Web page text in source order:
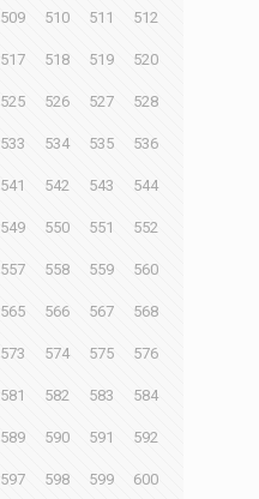
509 510 511 512
517 518 519 520
525 526 527 528
533 534 535 536
541 542 543 544
549 550 551 552
557 558 559 560
565 566 567 568
573 574 575 576
581 582 583 584
589 590 591 592
597 598 599 600